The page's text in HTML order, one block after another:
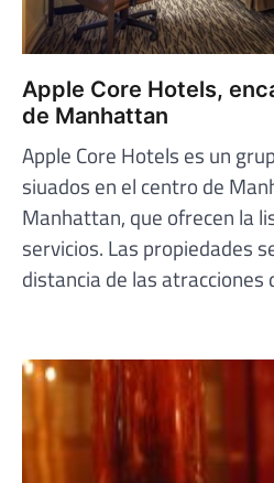
Apple Core Hotels,
de Manhattan
Apple Core Hotels es un
siuados en el centro de
Manhattan, que ofrecen la
servicios. Las propiedades
distancia de las atracciones